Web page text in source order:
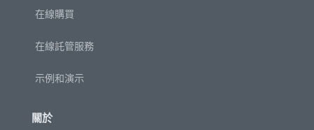
在線購買
在線託管服務
示例和演示
關於